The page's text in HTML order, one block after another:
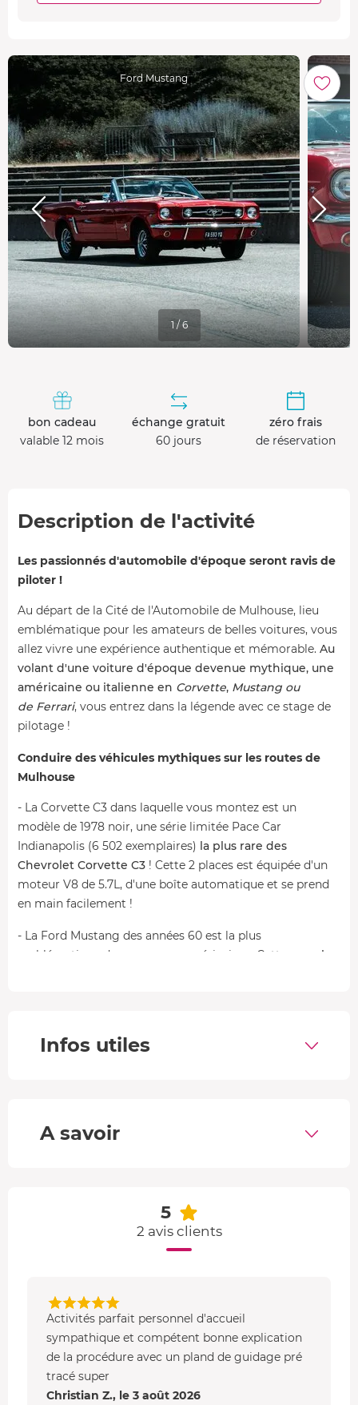
Ford Mustang
1 / 6
bon cadeau
valable 12 mois
échange gratuit
60 jours
zéro frais
de réservation
Description de l'activité
Les passionnés d'automobile d'époque seront ravis de
piloter !
Au départ de la Cité de l'Automobile de Mulhouse, lieu
emblématique pour les amateurs de belles voitures, vous
allez vivre une expérience authentique et mémorable. Au
volant d'une voiture d'époque devenue mythique, une
américaine ou italienne en Corvette, Mustang ou
de Ferrari, vous entrez dans la légende avec ce stage de
pilotage !
Conduire des véhicules mythiques sur les routes de
Mulhouse
- La Corvette C3 dans laquelle vous montez est un
modèle de 1978 noir, une série limitée Pace Car
Indianapolis (6 502 exemplaires) la plus rare des
Chevrolet Corvette C3 ! Cette 2 places est équipée d'un
moteur V8 de 5.7L, d'une boîte automatique et se prend
en main facilement !
- La Ford Mustang des années 60 est la plus
emblématique des pony cars américaines. Cette
muscle
- La Ferrari Mondial est le seul cabriolet depuis la
Mulhouse, un musée de 20000 m² un peu spécial du
il abrite la plus grande collection de
- Sur place,vous faites la connaissance de l'équipe et du
moniteur, passionné par son métier.
- Vous commencez par quelques explications sur le
déroulement, la sécurité et le Code de la route
quelques mots sur les lieux et une présentation de la
Infos utiles
A savoir
5
2 avis clients
Activités parfait personnel d'accueil
sympathique et compétent bonne explication
de la procédure avec un pland de guidage pré
tracé super
Christian Z., le 3 août 2026